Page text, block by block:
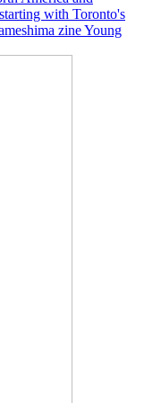
with Toronto's
zine Young